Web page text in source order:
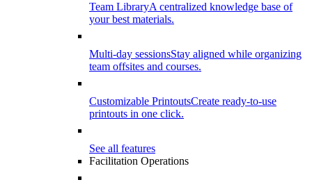
Team LibraryA centralized knowledge base of
your best materials.
Multi-day sessionsStay aligned while organizing
team offsites and courses.
Customizable PrintoutsCreate ready-to-use
printouts in one click.
See all features
Facilitation Operations